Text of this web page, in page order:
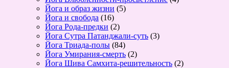
Йога и образ жизни (5)
Йога и свобода (16)
Йога Рода-предки (2)
Йога Сутра Патанджали-суть (3)
Йога Триада-полы (84)
Йога Умирания-смерть (2)
Йога Шива Самхита-решительность (2)